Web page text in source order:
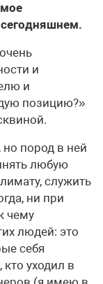
и
и
позицию?»
но пород в ней
любую
служить
ни при
чему
людей: это
себя
уходил в